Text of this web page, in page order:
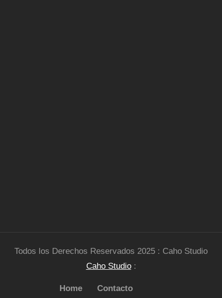
Todos los Derechos Reservados 2025 : Caho Studio
Caho Studio:
Home Contacto